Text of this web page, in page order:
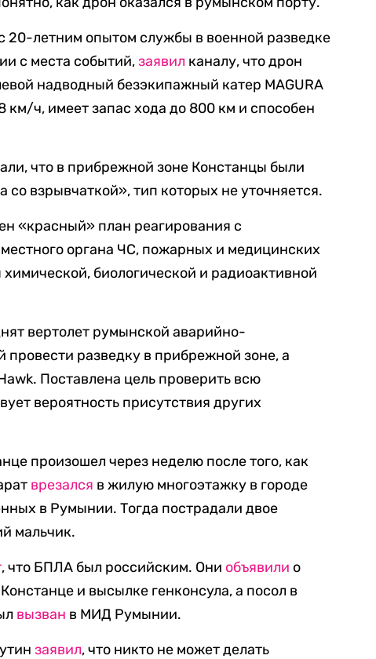
20-летним опытом службы в военной разведке
с места событий,заявил каналу, что дрон
надводный безэкипажный катер MAGURA
км/ч, имеет запас хода до 800 км и способен
что в прибрежной зоне Констанцы были
взрывчаткой», тип которых не уточняется.
«красный» план реагирования с
органа ЧС, пожарных и медицинских
биологической и радиоактивной
вертолет румынской аварийно-
провести разведку в прибрежной зоне, а
Поставлена цель проверить всю
вероятность присутствия других
произошел через неделю после того, как
врезался в жилую многоэтажку в городе
в Румынии. Тогда пострадали двое
мальчик.
, что БПЛА был российским. Они объявили о
и высылке генконсула, а посол в
вызван в МИД Румынии.
заявил, что никто не может делать